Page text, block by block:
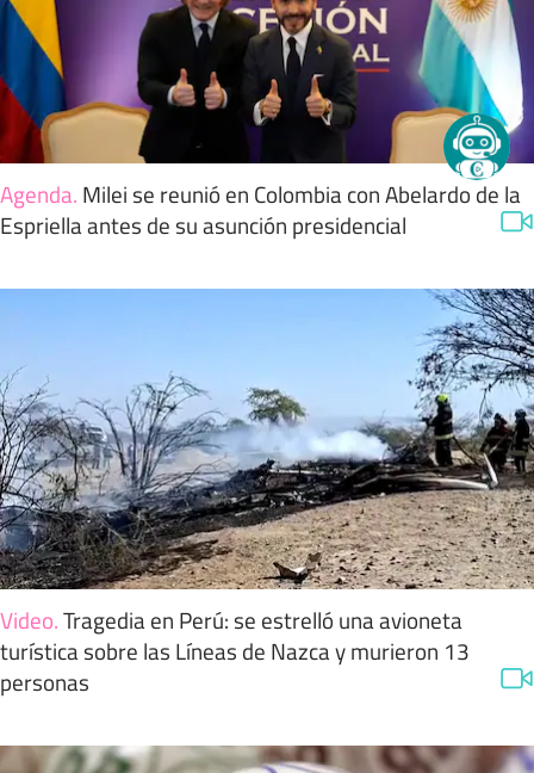
Agenda. Milei se reunió en Colombia con Abelardo de la
Espriella antes de su asunción presidencial
Video.Tragedia en Perú: se estrelló una avioneta
turística sobre las Líneas de Nazca y murieron 13
personas